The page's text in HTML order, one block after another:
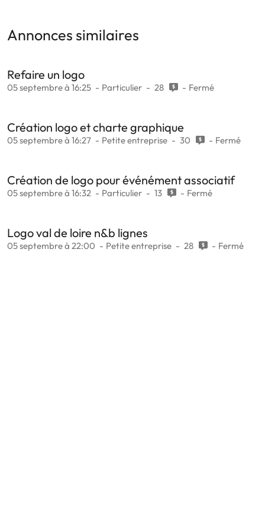
Annonces similaires
Refaire un logo
05 septembre à 16:25 Particulier 28 Fermé
Création logo et charte graphique
05 septembre à 16:27 Petite entreprise 30 Fermé
Création de logo pour événément associatif
05 septembre à 16:32 Particulier 13 Fermé
Logo val de loire n&b lignes
05 septembre à 22:00 Petite entreprise 28 Fermé